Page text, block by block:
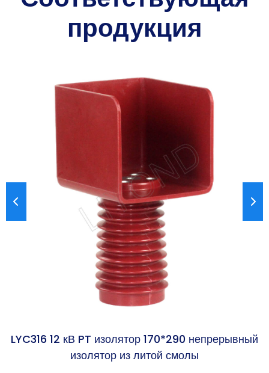
продукция
LYC316 12 кВ PT изолятор 170*290 непрерывный
изолятор из литой смолы